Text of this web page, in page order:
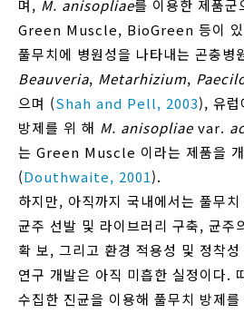
며, M. anisopliae를 이용한 제품
Green Muscle, BioGreen 등이
풀무치에 병원성을 나타내는 곤충병
Beauveria, Metarhizium,
으며 (Shah and Pell, 2003), 유럽
방제를 위 해 M. anisopliae var.
는 Green Muscle 이라는 제품을
(Douthwaite, 2001).
하지만, 아직까지 국내에서는 풀무
균주 선발 및 라이브러리 구축, 균주
확 보, 그리고 환경 적용성 및 정착
연구 개발은 아직 미흡한 실정이다.
수집한 진균을 이용해 풀무치 방제